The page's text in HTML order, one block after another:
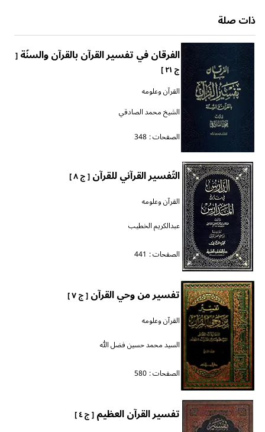
ذات صلة
الفرقان في تفسير القرآن بالقرآن والسنّة[
ج ٢١ ]
القرآن وعلومه
الشيخ محمد الصادقي
الصفحات : 348
التّفسير القرآني للقرآن[ ج ٨ ]
القرآن وعلومه
عبدالكريم الخطيب
الصفحات : 441
تفسير من وحي القرآن[ ج ٧ ]
القرآن وعلومه
السيد محمد حسين فضل الله
الصفحات : 580
تفسير القرآن العظيم[ ج ٤ ]